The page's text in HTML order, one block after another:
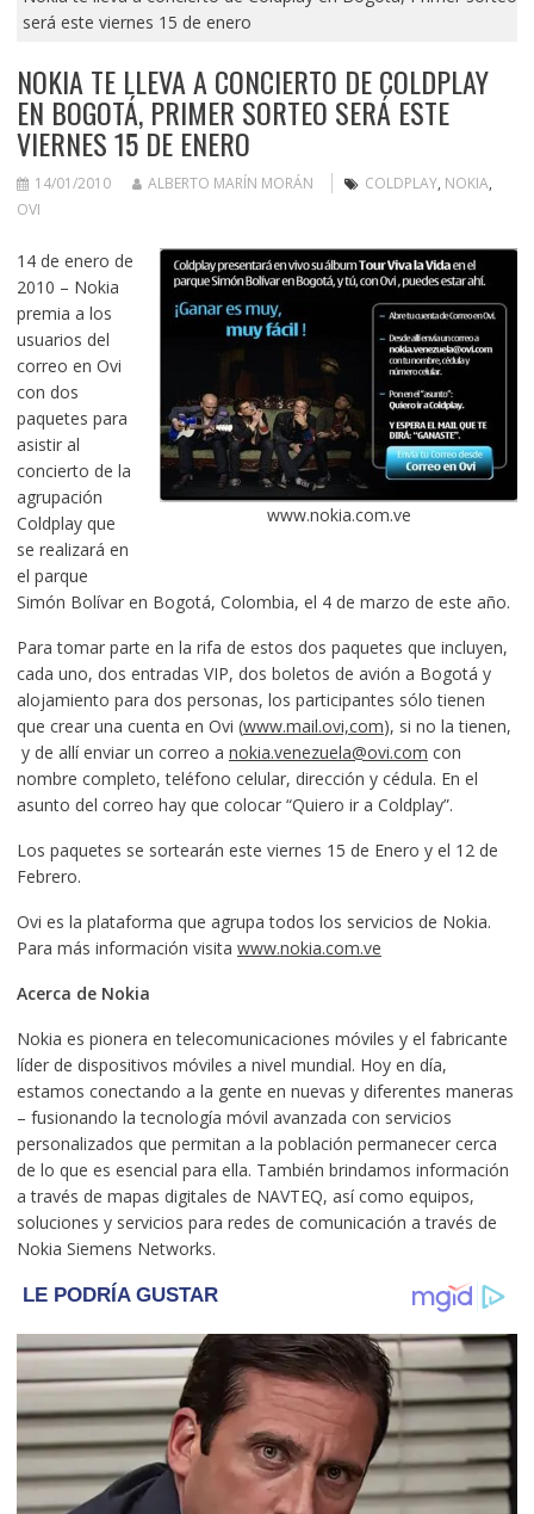
será este viernes 15 de enero
NOKIA TE LLEVA A CONCIERTO DE COLDPLAY
EN BOGOTÁ, PRIMER SORTEO SERÁ ESTE
VIERNES 15 DE ENERO
14/01/2010 ALBERTO MARÍN MORÁN COLDPLAY, NOKIA,
OVI
www.nokia.com.ve
14 de enero de
2010 – Nokia
premia a los
usuarios del
correo en Ovi
con dos
paquetes para
asistir al
concierto de la
agrupación
Coldplay que
se realizará en
el parque
Simón Bolívar en Bogotá, Colombia, el 4 de marzo de este año.
Para tomar parte en la rifa de estos dos paquetes que incluyen,
cada uno, dos entradas VIP, dos boletos de avión a Bogotá y
alojamiento para dos personas, los participantes sólo tienen
que crear una cuenta en Ovi (www.mail.ovi,com), si no la tienen,
y de allí enviar un correo a nokia.venezuela@ovi.com con
nombre completo, teléfono celular, dirección y cédula. En el
asunto del correo hay que colocar “Quiero ir a Coldplay”.
Los paquetes se sortearán este viernes 15 de Enero y el 12 de
Febrero.
Ovi es la plataforma que agrupa todos los servicios de Nokia.
Para más información visita www.nokia.com.ve
Acerca de Nokia
Nokia es pionera en telecomunicaciones móviles y el fabricante
líder de dispositivos móviles a nivel mundial. Hoy en día,
estamos conectando a la gente en nuevas y diferentes maneras
– fusionando la tecnología móvil avanzada con servicios
personalizados que permitan a la población permanecer cerca
de lo que es esencial para ella. También brindamos información
a través de mapas digitales de NAVTEQ, así como equipos,
soluciones y servicios para redes de comunicación a través de
Nokia Siemens Networks.